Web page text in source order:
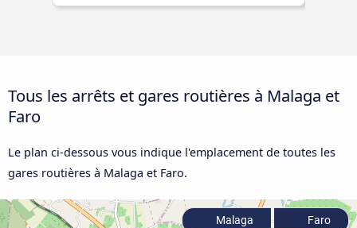
Tous les arrêts et gares routières à Malaga et
Faro
Le plan ci-dessous vous indique l'emplacement de toutes les
gares routières à Malaga et Faro.
Malaga Faro